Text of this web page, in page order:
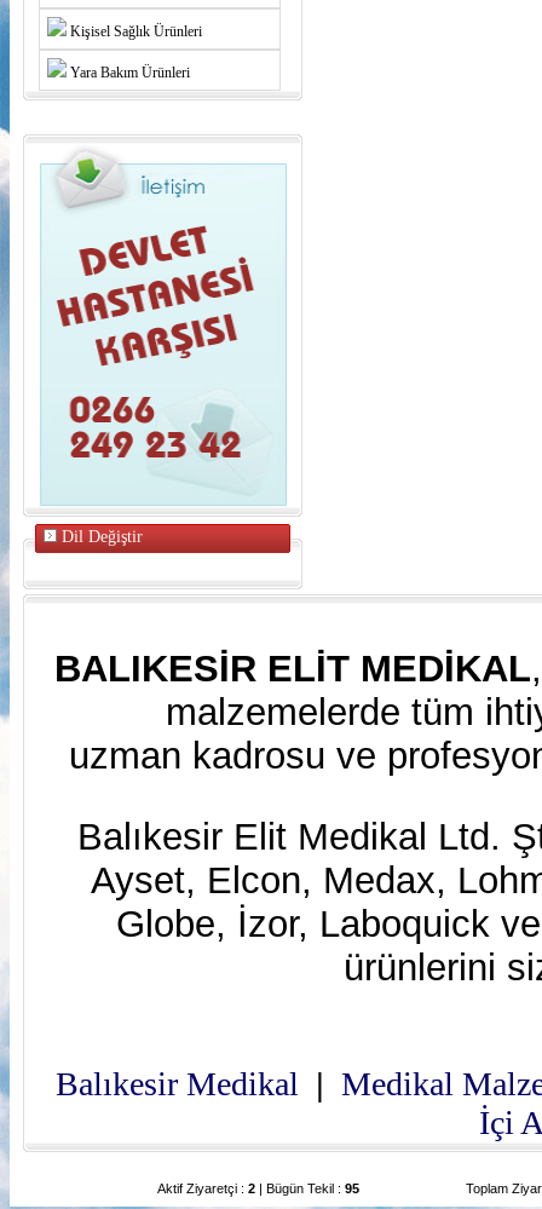
Kişisel Sağlık Ürünleri
Yara Bakım Ürünleri
Dil Değiştir
BALIKESİR ELİT MEDİKAL
malzemelerde tüm
uzman kadrosu ve
Balıkesir Elit Medikal Ltd.
Ayset, Elcon, Medax,
Globe, İzor, Laboquick
ürünlerini
Balıkesir Medikal | Medikal
İçi
Aktif Ziyaretçi : 2 | Bügün Tekil : 95 Toplam